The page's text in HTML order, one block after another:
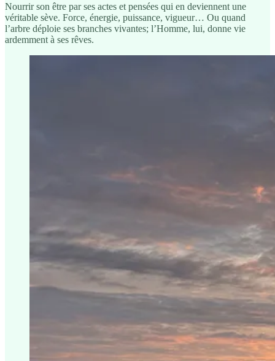
Nourrir son être par ses actes et pensées qui en deviennent une
véritable sève. Force, énergie, puissance, vigueur… Ou quand
l’arbre déploie ses branches vivantes; l’Homme, lui, donne vie
ardemment à ses rêves.